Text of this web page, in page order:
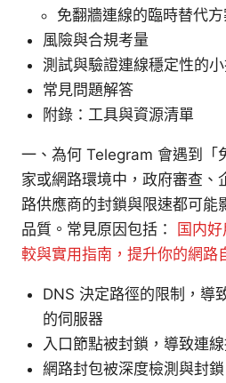
免翻牆連線的臨時替代
風險與合規考量
測試與驗證連線穩定性的
常見問題解答
附錄：工具與資源清單
一、為何 Telegram 會遇到「
家或網路環境中，政府審查、
路供應商的封鎖與限速都可
品質。常見原因包括： 国内
較與實用指南，提升你的網路
DNS 決定路徑的限制，導
的伺服器
入口節點被封鎖，導致連
網路封包被深度檢測與封